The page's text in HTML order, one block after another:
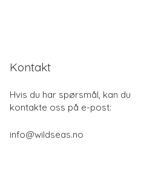
Kontakt
Hvis du har spørsmål, kan du
kontakte oss på e-post:
info@wildseas.no